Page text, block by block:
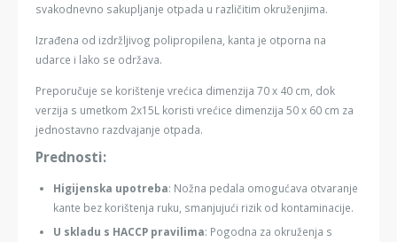
svakodnevno sakupljanje otpada u različitim okruženjima.
Izrađena od izdržljivog polipropilena, kanta je otporna na
udarce i lako se održava.
Preporučuje se korištenje vrećica dimenzija 70 x 40 cm, dok
verzija s umetkom 2x15L koristi vrećice dimenzija 50 x 60 cm za
jednostavno razdvajanje otpada.
Prednosti:
Higijenska upotreba: Nožna pedala omogućava otvaranje
kante bez korištenja ruku, smanjujući rizik od kontaminacije.
U skladu s HACCP pravilima: Pogodna za okruženja s